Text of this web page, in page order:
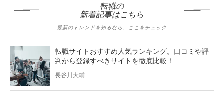
転職の
新着記事はこちら
最新のトレンドを知るなら、ここをチェック
転職サイトおすすめ人気ランキング。口コミや評
判から登録すべきサイトを徹底比較！
長谷川大輔